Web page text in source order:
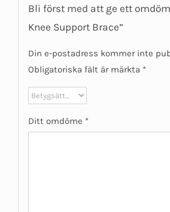
Bli först med att ge ett
Knee Support Brace”
Din e-postadress kommer inte
Obligatoriska fält är märkta *
Ditt omdöme *